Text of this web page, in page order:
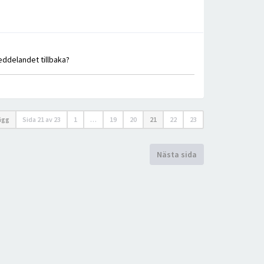
tillbaka?
Sida 21 av 23 1 … 19 20 21 22 23
Nästa sida